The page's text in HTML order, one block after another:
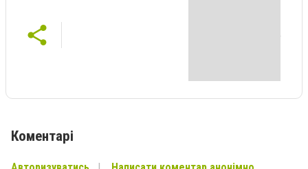
Коментарі